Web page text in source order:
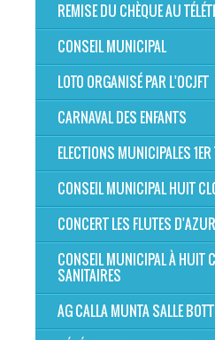
REMISE DU CHÈQUE AU
CONSEIL MUNICIPAL
LOTO ORGANISÉ PAR L'OCJFT
CARNAVAL DES ENFANTS
ELECTIONS MUNICIPALES
CONSEIL MUNICIPAL HUIT
CONCERT LES FLUTES D'AZUR
CONSEIL MUNICIPAL À HUIT
SANITAIRES
AG CALLA MUNTA SALLE